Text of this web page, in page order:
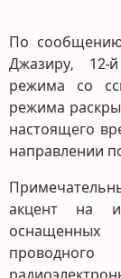
По
Джазиру, 12-
режима со
режима
настоящего
направлении
акцент на